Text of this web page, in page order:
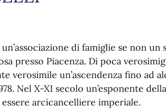
di famiglie se non un
presso Piacenza. Di poca
verosimile un’ascendenza fino ad
Nel X-XI secolo un’esponente
arcicancelliere imperiale.